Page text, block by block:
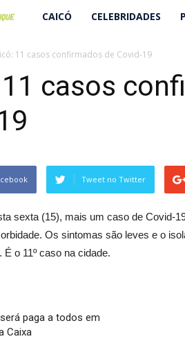
Lucielio
Henrique
CAICÓ CELEBRIDADES
11 casos confirmados de Covid-19
casos
Tweet no Twitter
sexta (15), mais um caso de Covid-
Os sintomas são leves e o
É o 11º caso na cidade.
paga a todos em
Caixa